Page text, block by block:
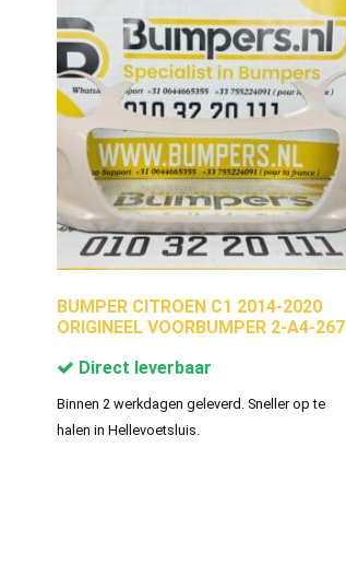
BUMPER CITROEN C1 2014-2020
ORIGINEEL VOORBUMPER 2-A4-267
Direct leverbaar
Binnen 2 werkdagen geleverd. Sneller op te
halen in Hellevoetsluis.